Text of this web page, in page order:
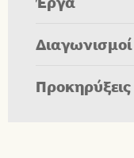
Διαγωνισμοί
Προκηρύξεις